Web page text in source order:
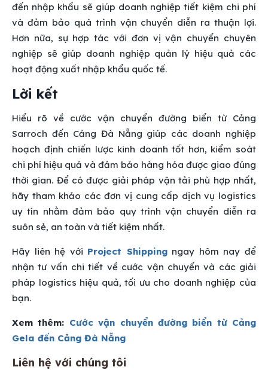
đến nhập khẩu sẽ giúp doanh nghiệp tiết kiệm chi phí
và đảm bảo quá trình vận chuyển diễn ra thuận lợi.
Hơn nữa, sự hợp tác với đơn vị vận chuyển chuyên
nghiệp sẽ giúp doanh nghiệp quản lý hiệu quả các
hoạt động xuất nhập khẩu quốc tế.
Lời kết
Hiểu rõ về cước vận chuyển đường biển từ Cảng
Sarroch đến Cảng Đà Nẵng giúp các doanh nghiệp
hoạch định chiến lược kinh doanh tốt hơn, kiểm soát
chi phí hiệu quả và đảm bảo hàng hóa được giao đúng
thời gian. Để có được giải pháp vận tải phù hợp nhất,
hãy tham khảo các đơn vị cung cấp dịch vụ logistics
uy tín nhằm đảm bảo quy trình vận chuyển diễn ra
suôn sẻ, an toàn và tiết kiệm nhất.
Hãy liên hệ với Project Shippingngay hôm nay để
nhận tư vấn chi tiết về cước vận chuyển và các giải
pháp logistics hiệu quả, tối ưu cho doanh nghiệp của
bạn.
Xem thêm: Cước vận chuyển đường biển từ Cảng
Gela đến Cảng Đà Nẵng
Liên hệ với chúng tôi